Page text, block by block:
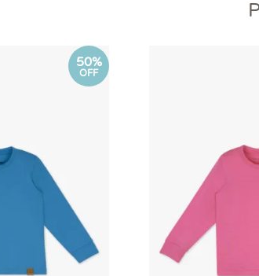
50%
OFF